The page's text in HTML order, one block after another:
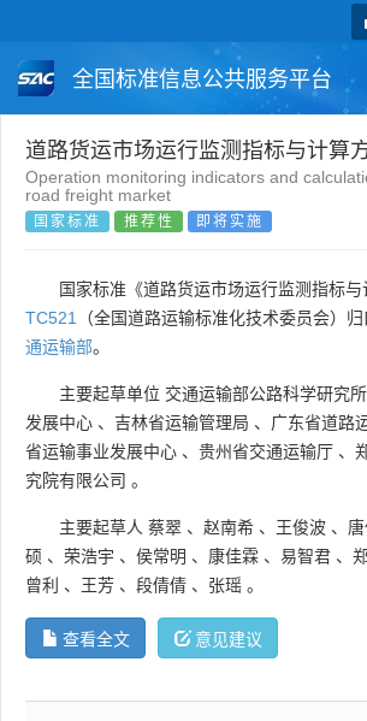
全国标准信息公共服务平台
国家标准 行业标准
团体标准
道路货运市场运行监测指标与计算
Operation monitoring indicators and
road freight market
国家标准 推荐性 即将实施
国家标准《道路货运市场运行监测指标
TC521
（全国道路运输标准化技术委员会）
通运输部。
主要起草单位 交通运输部公路科学研究所
发展中心 、 吉林省运输管理局 、 广东省道路
省运输事业发展中心 、 贵州省交通运输厅 、
究院有限公司 。
主要起草人 蔡翠 、 赵南希 、 王俊波 、
硕 、 荣浩宇 、 侯常明 、 康佳霖 、 易智君 、
曾利 、 王芳 、 段倩倩 、 张瑶 。
查看全文 意见建议